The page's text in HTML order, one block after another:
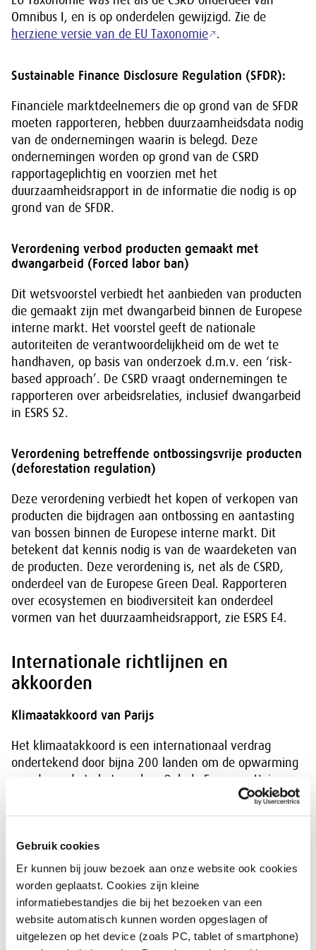
Gebruik cookies
Er kunnen bij jouw bezoek aan onze website ook cookies
worden geplaatst. Cookies zijn kleine
informatiebestandjes die bij het bezoeken van een
website automatisch kunnen worden opgeslagen of
uitgelezen op het device (zoals PC, tablet of smartphone)
Omnibus I, en is op onderdelen gewijzigd. Zie de
herziene versie van de EU Taxonomie
.
Sustainable Finance Disclosure Regulation (SFDR):
Financiële marktdeelnemers die op grond van de SFDR
moeten rapporteren, hebben duurzaamheidsdata nodig
van de ondernemingen waarin is belegd. Deze
ondernemingen worden op grond van de CSRD
rapportageplichtig en voorzien met het
duurzaamheidsrapport in de informatie die nodig is op
grond van de SFDR.
Verordening verbod producten gemaakt met
dwangarbeid (Forced labor ban)
Dit wetsvoorstel verbiedt het aanbieden van producten
die gemaakt zijn met dwangarbeid binnen de Europese
interne markt. Het voorstel geeft de nationale
autoriteiten de verantwoordelijkheid om de wet te
handhaven, op basis van onderzoek d.m.v. een ‘risk-
based approach’. De CSRD vraagt ondernemingen te
rapporteren over arbeidsrelaties, inclusief dwangarbeid
in ESRS S2.
Verordening betreffende ontbossingsvrije producten
(deforestation regulation)
Deze verordening verbiedt het kopen of verkopen van
producten die bijdragen aan ontbossing en aantasting
van bossen binnen de Europese interne markt. Dit
betekent dat kennis nodig is van de waardeketen van
de producten. Deze verordening is, net als de CSRD,
onderdeel van de Europese Green Deal. Rapporteren
over ecosystemen en biodiversiteit kan onderdeel
vormen van het duurzaamheidsrapport, zie ESRS E4.
Internationale richtlijnen en
akkoorden
Klimaatakkoord van Parijs
Het klimaatakkoord is een internationaal verdrag
ondertekend door bijna 200 landen om de opwarming
van de aarde te beteugelen. Ook de Europese Unie
heeft zich hieraan gecommitteerd en de CSRD is een
concrete manier van de EU om uitvoering hieraan te
OESO-richtlijnen voor Multinationale Ondernemingen
(OESO MNO richtlijnen)
Dit is eeninternationale standaard voor
Maatschappelijk Verantwoord Ondernemen (MVO).